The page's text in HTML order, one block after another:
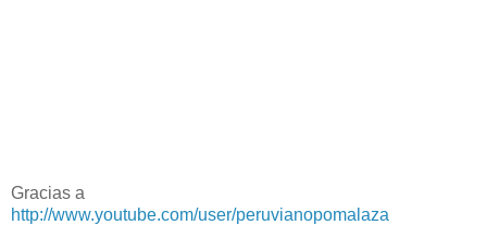
Gracias a
http://www.youtube.com/user/peruvianopomalaza